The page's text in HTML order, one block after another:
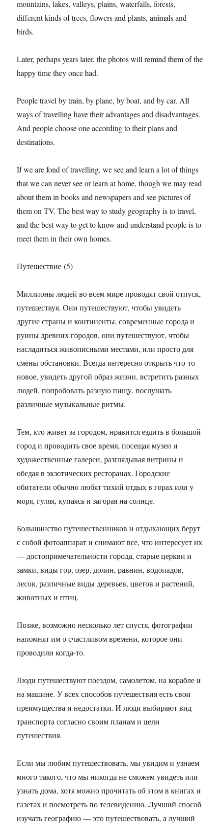
mountains, lakes, valleys, plains, waterfalls, forests,
different kinds of trees, flowers and plants, animals and
birds.
Later, perhaps years later, the photos will remind them of the
happy time they once had.
People travel by train, by plane, by boat, and by car. All
ways of travelling have their advantages and disadvantages.
And people choose one according to their plans and
destinations.
If we are fond of travelling, we see and learn a lot of things
that we can never see or learn at home, though we may read
about them in books and newspapers and see pictures of
them on TV. The best way to study geography is to travel,
and the best way to get to know and understand people is to
meet them in their own homes.
Путешествие (5)
Миллионы людей во всем мире проводят свой отпуск,
путешествуя. Они путешествуют, чтобы увидеть
другие страны и континенты, современные города и
руины древних городов, они путешествуют, чтобы
насладиться живописными местами, или просто для
смены обстановки. Всегда интересно открыть что-то
новое, увидеть другой образ жизни, встретить разных
людей, попробовать разную пищу, послушать
различные музыкальные ритмы.
Тем, кто живет за городом, нравится ездить в большой
город и проводить свое время, посещая музеи и
художественные галереи, разглядывая витрины и
обедая в экзотических ресторанах. Городские
обитатели обычно любят тихий отдых в горах или у
моря, гуляя, купаясь и загорая на солнце.
Большинство путешественников и отдыхающих берут
с собой фотоаппарат и снимают все, что интересует их
— достопримечательности города, старые церкви и
замки, виды гор, озер, долин, равнин, водопадов,
лесов, различные виды деревьев, цветов и растений,
животных и птиц.
Позже, возможно несколько лет спустя, фотографии
напомнят им о счастливом времени, которое они
проводили когда-то.
Люди путешествуют поездом, самолетом, на корабле и
на машине. У всех способов путешествия есть свои
преимущества и недостатки. И люди выбирают вид
транспорта согласно своим планам и цели
путешествия.
Если мы любим путешествовать, мы увидим и узнаем
много такого, что мы никогда не сможем увидеть или
узнать дома, хотя можно прочитать об этом в книгах и
газетах и посмотреть по телевидению. Лучший способ
изучать географию — это путешествовать, а лучший